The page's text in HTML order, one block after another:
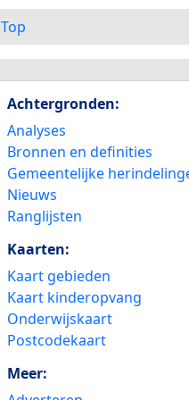
Top
Achtergronden:
Analyses
Bronnen en definities
Gemeentelijke
Nieuws
Ranglijsten
Kaarten:
Kaart gebieden
Kaart kinderopvang
Onderwijskaart
Postcodekaart
Meer: